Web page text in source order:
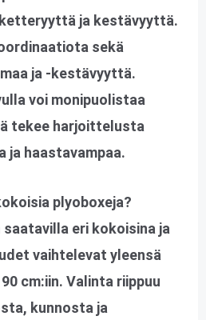
ja kestävyyttä.
sekä
ja -kestävyyttä.
voi monipuolistaa
tekee harjoittelusta
ja haastavampaa.
plyoboxeja?
saatavilla eri kokoisina ja
vaihtelevat yleensä
cm:iin. Valinta riippuu
kunnosta ja